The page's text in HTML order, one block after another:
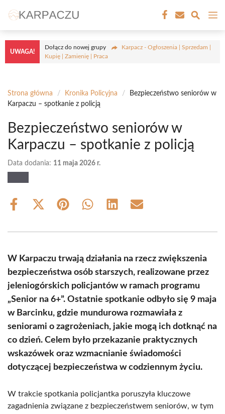
treści
UWAGA!
Dołącz do nowej grupy
Karpacz - Ogłoszenia | Sprzedam |
Kupię | Zamienię | Praca
Strona główna / Kronika Policyjna /
Bezpieczeństwo seniorów w
Karpaczu – spotkanie z policją
Bezpieczeństwo seniorów w
Karpaczu – spotkanie z policją
Data dodania: 11 maja 2026 r.
Share
Share
(Twitter)
Share Share Share Share
W Karpaczu trwają działania na rzecz zwiększenia
bezpieczeństwa osób starszych, realizowane przez
jeleniogórskich policjantów w ramach programu
„Senior na 6+”. Ostatnie spotkanie odbyło się 9 maja
w Barcinku, gdzie mundurowa rozmawiała z
seniorami o zagrożeniach, jakie mogą ich dotknąć na
co dzień. Celem było przekazanie praktycznych
wskazówek oraz wzmacnianie świadomości
dotyczącej bezpieczeństwa w codziennym życiu.
W trakcie spotkania policjantka poruszyła kluczowe
zagadnienia związane z bezpieczeństwem seniorów, w tym